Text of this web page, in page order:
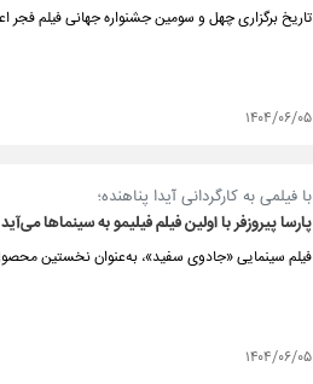
تاریخ برگزاری چهل و سومین جشنواره جهانی فیلم فجر
۱۴۰۴/۰۶/۰۵
با فیلمی به کارگردانی آیدا پناهنده؛
پارسا پیروزفر با اولین فیلم فیلیمو به سینماها می‌آید
فیلم سینمایی «جادوی سفید»، به‌عنوان نخستین
۱۴۰۴/۰۶/۰۵